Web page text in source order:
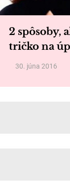
2 spôsoby,
tričko na
30. júna 2016